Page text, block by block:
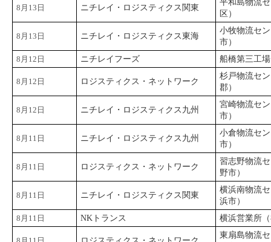
8月13日 ニチレイ・ロジスティクス関東
平和島物流
区）
8月13日 ニチレイ・ロジスティクス東海
小牧物流セ
市）
8月12日
ニチレイフーズ 船橋第三工
8月12日 ロジスティクス・ネットワーク
杉戸物流セ
郡）
8月12日 ニチレイ・ロジスティクス九州
宮崎物流セ
市）
8月11日 ニチレイ・ロジスティクス九州
小倉物流セ
市）
8月11日 ロジスティクス・ネットワーク
習志野物流
野市）
8月11日 ニチレイ・ロジスティクス関東
横浜南物流
浜市）
8月11日
NKトランス 横浜営業所
東扇島物流